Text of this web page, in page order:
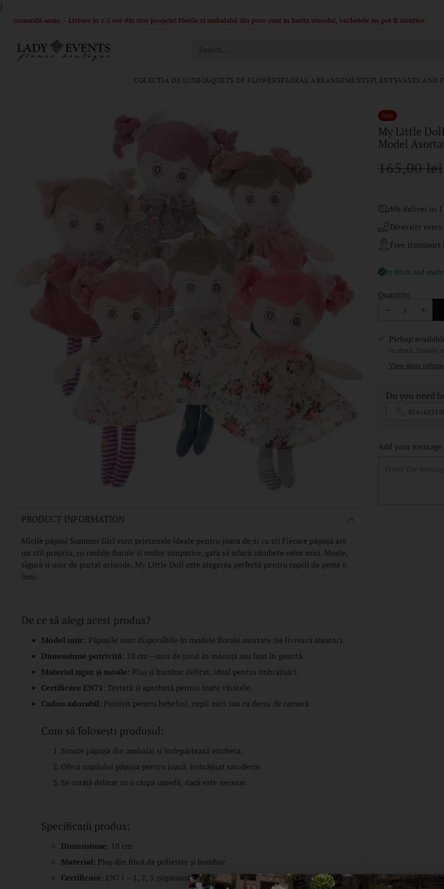
}
Search…
COLECTIA DE LUXBOUQUETS OF FLOWERSFLORAL ARRANGEMENTSPLANTSVASES AND
Promotiile sunt valabile pana la data de 30.07.2026 .Nu livram in Letcani, Proselnici, Vorovesti, sau alte localitati cu o distanta mai mare de 7 km de
PRODUCT INFORMATION
Micile păpuși Summer Girl sunt prietenele ideale pentru joaca de zi cu zi! Fiecare păpușă are
un stil propriu, cu rochițe florale și codițe simpatice, gata să aducă zâmbete celor mici. Moale,
sigură și ușor de purtat oriunde, My Little Doll este alegerea perfectă pentru copiii de peste 6
luni.
De ce să alegi acest produs?
Model unic: Păpușile sunt disponibile în modele florale asortate (se livrează aleator).
Dimensiune potrivită: 18 cm – ușor de ținut în mânuță sau luat în geantă.
Material sigur și moale: Pluș și bumbac delicat, ideal pentru îmbrățișări.
Certificare EN71: Testată și aprobată pentru toate vârstele.
Cadou adorabil: Potrivit pentru bebeluși, copii mici sau ca decor de cameră.
Cum să folosești produsul:
Scoate păpușa din ambalaj și îndepărtează eticheta.
Oferă copilului păpușa pentru joacă, îmbrățișat sau decor.
Se curăță delicat cu o cârpă umedă, dacă este necesar.
Specificații produs:
Dimensiune: 18 cm
Material: Pluș din fibră de poliester și bumbac
Certificare: EN71 – 1, 2, 3 (siguranță pentru toate vârstele)
Sale
My Little
Model
165,00 lei
We deliver in
Diversity every
Free transport
In stock, and
Quantity
Pickup
In stock, Usually
View store
Do you need
Add your